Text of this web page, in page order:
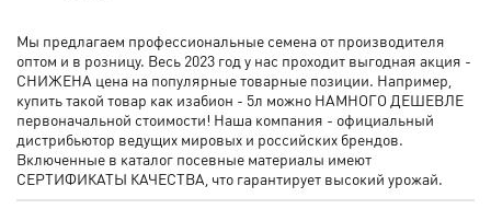
Мы предлагаем профессиональные семена от производителя
оптом и в розницу. Весь 2023 год у нас проходит выгодная акция -
СНИЖЕНА цена на популярные товарные позиции. Например,
купить такой товар как изабион - 5л можно НАМНОГО ДЕШЕВЛЕ
первоначальной стоимости! Наша компания - официальный
дистрибьютор ведущих мировых и российских брендов.
Включенные в каталог посевные материалы имеют
СЕРТИФИКАТЫ КАЧЕСТВА, что гарантирует высокий урожай.